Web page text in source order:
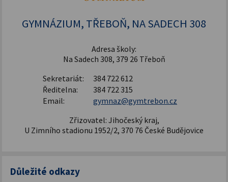
GYMNÁZIUM, TŘEBOŇ, NA SADECH 308
Adresa školy:
Na Sadech 308, 379 26 Třeboň
Sekretariát:
384 722 612
Ředitelna:
384 722 315
Email:
gymnaz@gymtrebon.cz
Zřizovatel: Jihočeský kraj,
U Zimního stadionu 1952/2, 370 76 České Budějovice
Důležité odkazy